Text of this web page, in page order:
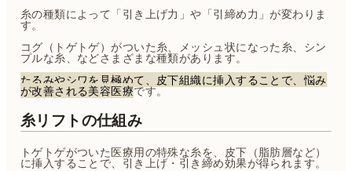
糸の種類によって「引き上げ力」や「引締め力」が変わりま
す。
コグ（トゲトゲ）がついた糸、メッシュ状になった糸、シン
プルな糸、などさまざまな種類があります。
たるみやシワを見極めて、皮下組織に挿入することで、悩み
が改善される美容医療です。
糸リフトの仕組み
トゲトゲがついた医療用の特殊な糸を、皮下（脂肪層など）
に挿入することで、引き上げ・引き締め効果が得られます。